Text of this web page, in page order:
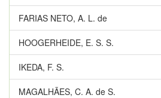
FARIAS NETO, A. L. de
HOOGERHEIDE, E. S. S.
IKEDA, F. S.
MAGALHÃES, C. A. de S.